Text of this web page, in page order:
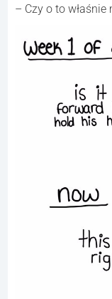
– Czy o to właśnie